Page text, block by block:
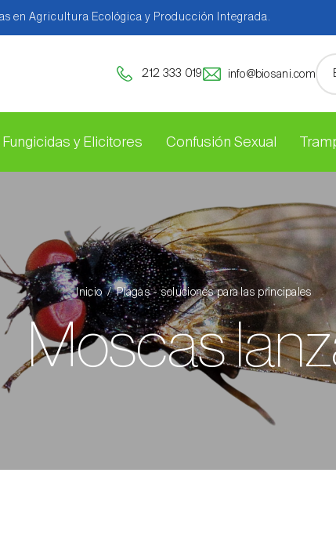
en Agricultura Ecológica y Producción Integrada.
212 333 019 info@biosani.com
Fungicidas y Elicitores Confusión Sexual
Inicio Plagas - soluciones para las principales
Moscas